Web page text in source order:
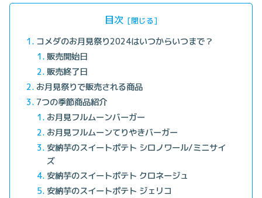
目次
コメダのお月見祭り2024はいつからいつまで？
販売開始日
販売終了日
お月見祭りで販売される商品
7つの季節商品紹介
お月見フルムーンバーガー
お月見フルムーンてりやきバーガー
安納芋のスイートポテト シロノワール/ミニサイ
ズ
安納芋のスイートポテト クロネージュ
安納芋のスイートポテト ジェリコ